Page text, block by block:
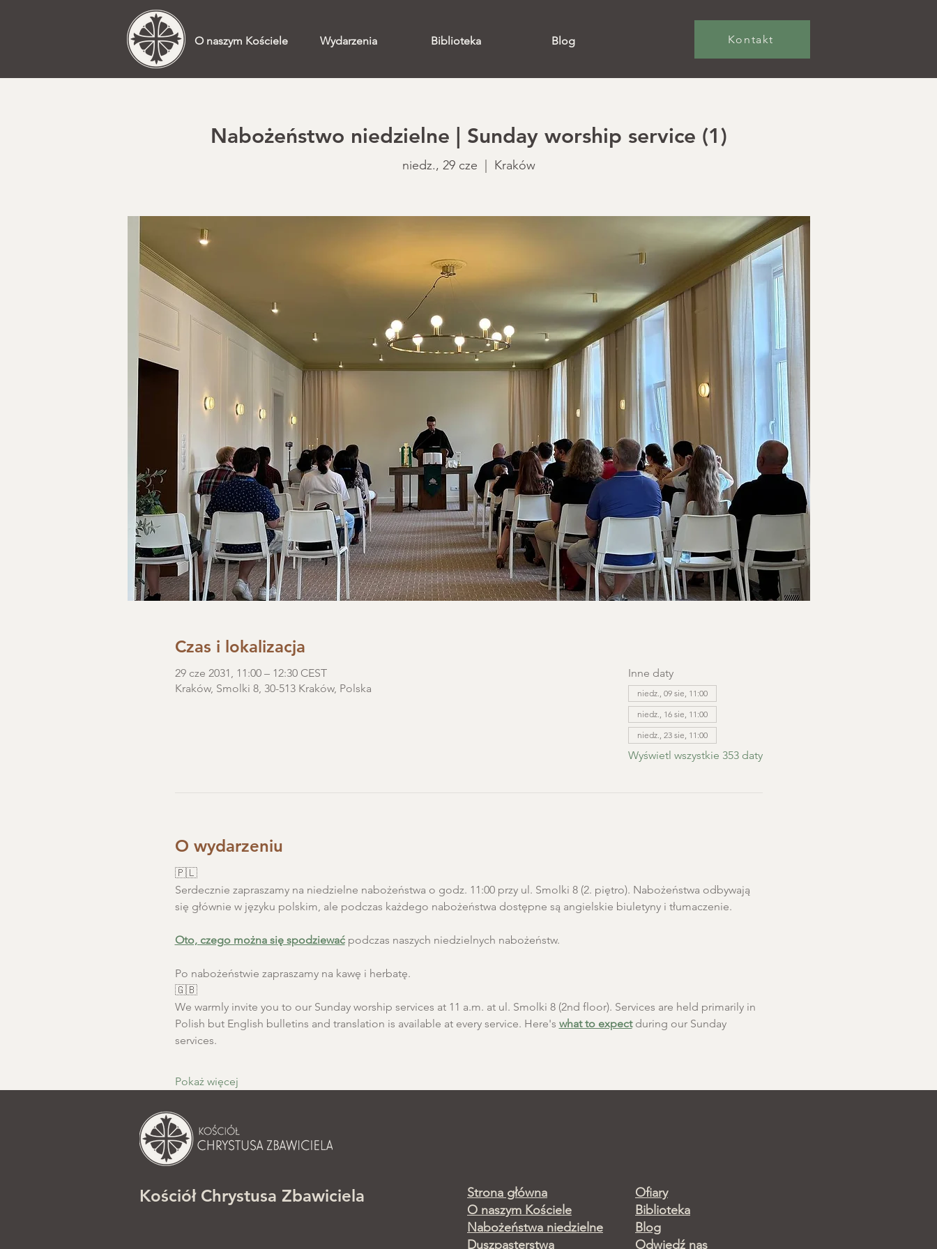
O naszym Kościele Wydarzenia Biblioteka Blog Kontakt
Nabożeństwo niedzielne | Sunday worship service (1)
niedz., 29 cze Kraków
Czas i lokalizacja
29 cze 2031, 11:00 – 12:30 CEST
Kraków, Smolki 8, 30-513 Kraków, Polska
Inne daty
niedz., 09 sie, 11:00
niedz., 16 sie, 11:00
niedz., 23 sie, 11:00
Wyświetl wszystkie 353 daty
O wydarzeniu
🇵🇱
Serdecznie zapraszamy na niedzielne nabożeństwa o godz. 11:00 przy ul. Smolki 8 (2. piętro). Nabożeństwa odbywają
się głównie w języku polskim, ale podczas każdego nabożeństwa dostępne są angielskie biuletyny i tłumaczenie.
Oto, czego można się spodziewać podczas naszych niedzielnych nabożeństw.
Po nabożeństwie zapraszamy na kawę i herbatę.
🇬🇧
We warmly invite you to our Sunday worship services at 11 a.m. at ul. Smolki 8 (2nd floor). Services are held primarily in
Polish but English bulletins and translation is available at every service. Here's what to expect during our Sunday
services.
Pokaż więcej
Kościół Chrystusa Zbawiciela
Strona główna
O naszym Kościele
Nabożeństwa niedzielne
Duszpasterstwa
Ofiary
Biblioteka
Blog
Odwiedź nas